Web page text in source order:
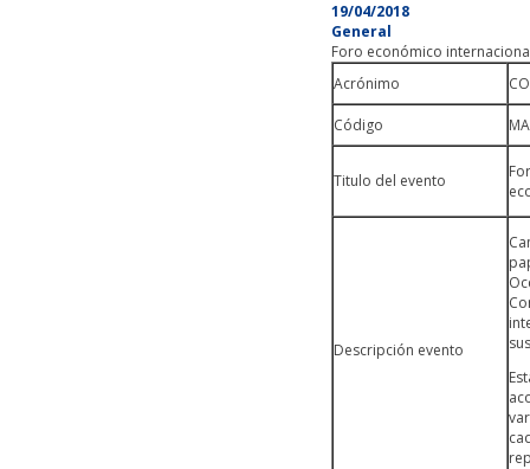
19/04/2018
General
Foro económico
Acrónimo
Código
Titulo del evento
Descripción evento